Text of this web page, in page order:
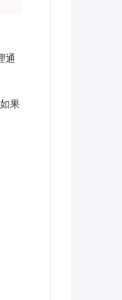
通
果